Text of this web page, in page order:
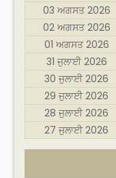
03 ਅਗਸਤ 2026
02 ਅਗਸਤ 2026
01 ਅਗਸਤ 2026
31 ਜੁਲਾਈ 2026
30 ਜੁਲਾਈ 2026
29 ਜੁਲਾਈ 2026
28 ਜੁਲਾਈ 2026
27 ਜੁਲਾਈ 2026